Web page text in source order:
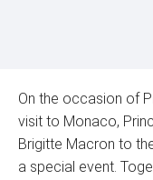
On the occasion of
visit to Monaco,
Brigitte Macron to
a special event.